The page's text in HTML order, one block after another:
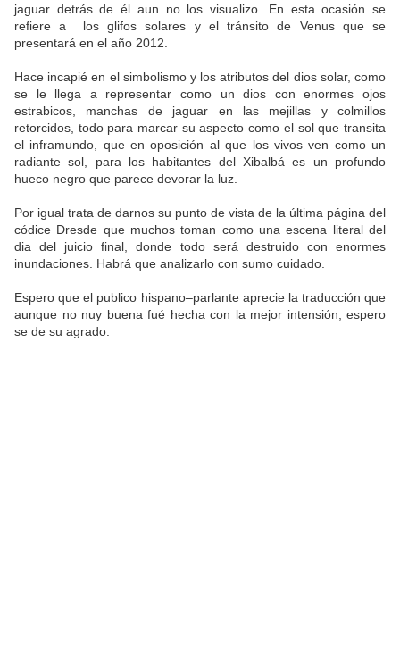
jaguar detrás de él aun no los visualizo. En esta ocasión se
refiere a los glifos solares y el tránsito de Venus que se
presentará en el año 2012.
Hace incapié en el simbolismo y los atributos del dios solar, como
se le llega a representar como un dios con enormes ojos
estrabicos, manchas de jaguar en las mejillas y colmillos
retorcidos, todo para marcar su aspecto como el sol que transita
el inframundo, que en oposición al que los vivos ven como un
radiante sol, para los habitantes del Xibalbá es un profundo
hueco negro que parece devorar la luz.
Por igual trata de darnos su punto de vista de la última página del
códice Dresde que muchos toman como una escena literal del
dia del juicio final, donde todo será destruido con enormes
inundaciones. Habrá que analizarlo con sumo cuidado.
Espero que el publico hispano–parlante aprecie la traducción que
aunque no nuy buena fué hecha con la mejor intensión, espero
se de su agrado.